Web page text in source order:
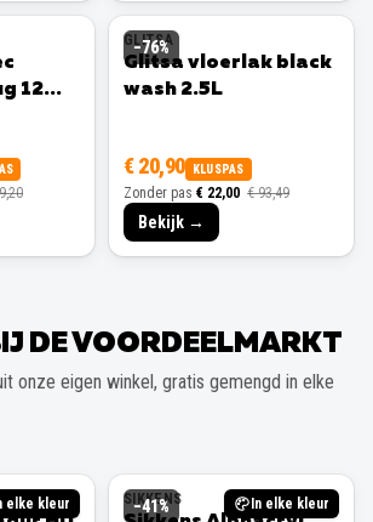
12
−76%
GLITSA
Glitsa vloerlak black
wash 2.5L
€ 20,90 KLUSPAS
Zonder pas € 22,00 € 93,49
Bekijk →
DE VOORDEELMARKT
onze eigen winkel, gratis gemengd in elke
elke kleur −41% In elke kleur
SIKKENS